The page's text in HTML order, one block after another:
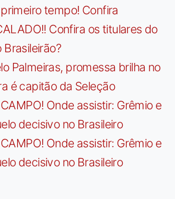
tempo! Confira
Confira os titulares do
Brasileirão?
Palmeiras, promessa brilha no
é capitão da Seleção
Onde assistir: Grêmio e
decisivo no Brasileiro
Onde assistir: Grêmio e
decisivo no Brasileiro